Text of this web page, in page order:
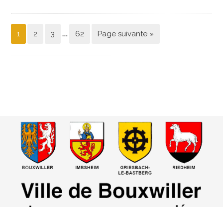
1 2 3 … 62 Page suivante »